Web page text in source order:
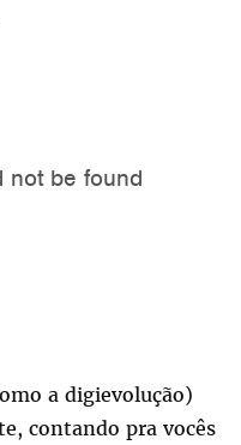
a digievolução)
contando pra vocês